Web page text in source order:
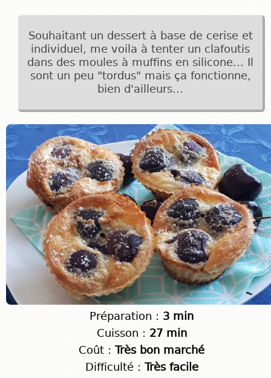
Souhaitant un dessert à base de cerise et
individuel, me voila à tenter un clafoutis
dans des moules à muffins en silicone... Il
sont un peu "tordus" mais ça fonctionne,
bien d'ailleurs...
Préparation : 3 min
Cuisson : 27 min
Coût : Très bon marché
Difficulté : Très facile